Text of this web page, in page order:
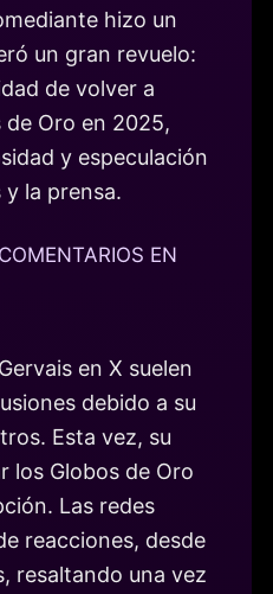
hizo un
un gran revuelo:
de volver a
Oro en 2025,
y especulación
la prensa.
EN
en X suelen
debido a su
Esta vez, su
los Globos de Oro
Las redes
reacciones, desde
resaltando una vez